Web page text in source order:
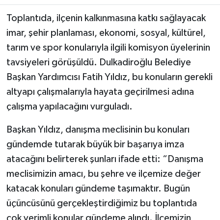
Toplantıda, ilçenin kalkınmasına katkı sağlayacak
imar, şehir planlaması, ekonomi, sosyal, kültürel,
tarım ve spor konularıyla ilgili komisyon üyelerinin
tavsiyeleri görüşüldü. Dulkadiroğlu Belediye
Başkan Yardımcısı Fatih Yıldız, bu konuların gerekli
altyapı çalışmalarıyla hayata geçirilmesi adına
çalışma yapılacağını vurguladı.
Başkan Yıldız, danışma meclisinin bu konuları
gündemde tutarak büyük bir başarıya imza
atacağını belirterek şunları ifade etti: “Danışma
meclisimizin amacı, bu şehre ve ilçemize değer
katacak konuları gündeme taşımaktır. Bugün
üçüncüsünü gerçekleştirdiğimiz bu toplantıda
TEKNOLOJİ
YAŞAM
KÜLTÜR SANAT